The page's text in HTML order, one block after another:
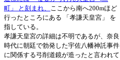
町」 と刻まれ、 ここから南へ200mほど
行ったところにある 「孝謙天皇宮」 を
指している。
孝謙天皇宮の詳細は不明であるが、奈良
時代に朝廷で勃発した宇佐八幡神託事件
に関係する弓削道鏡が造ったと言われて